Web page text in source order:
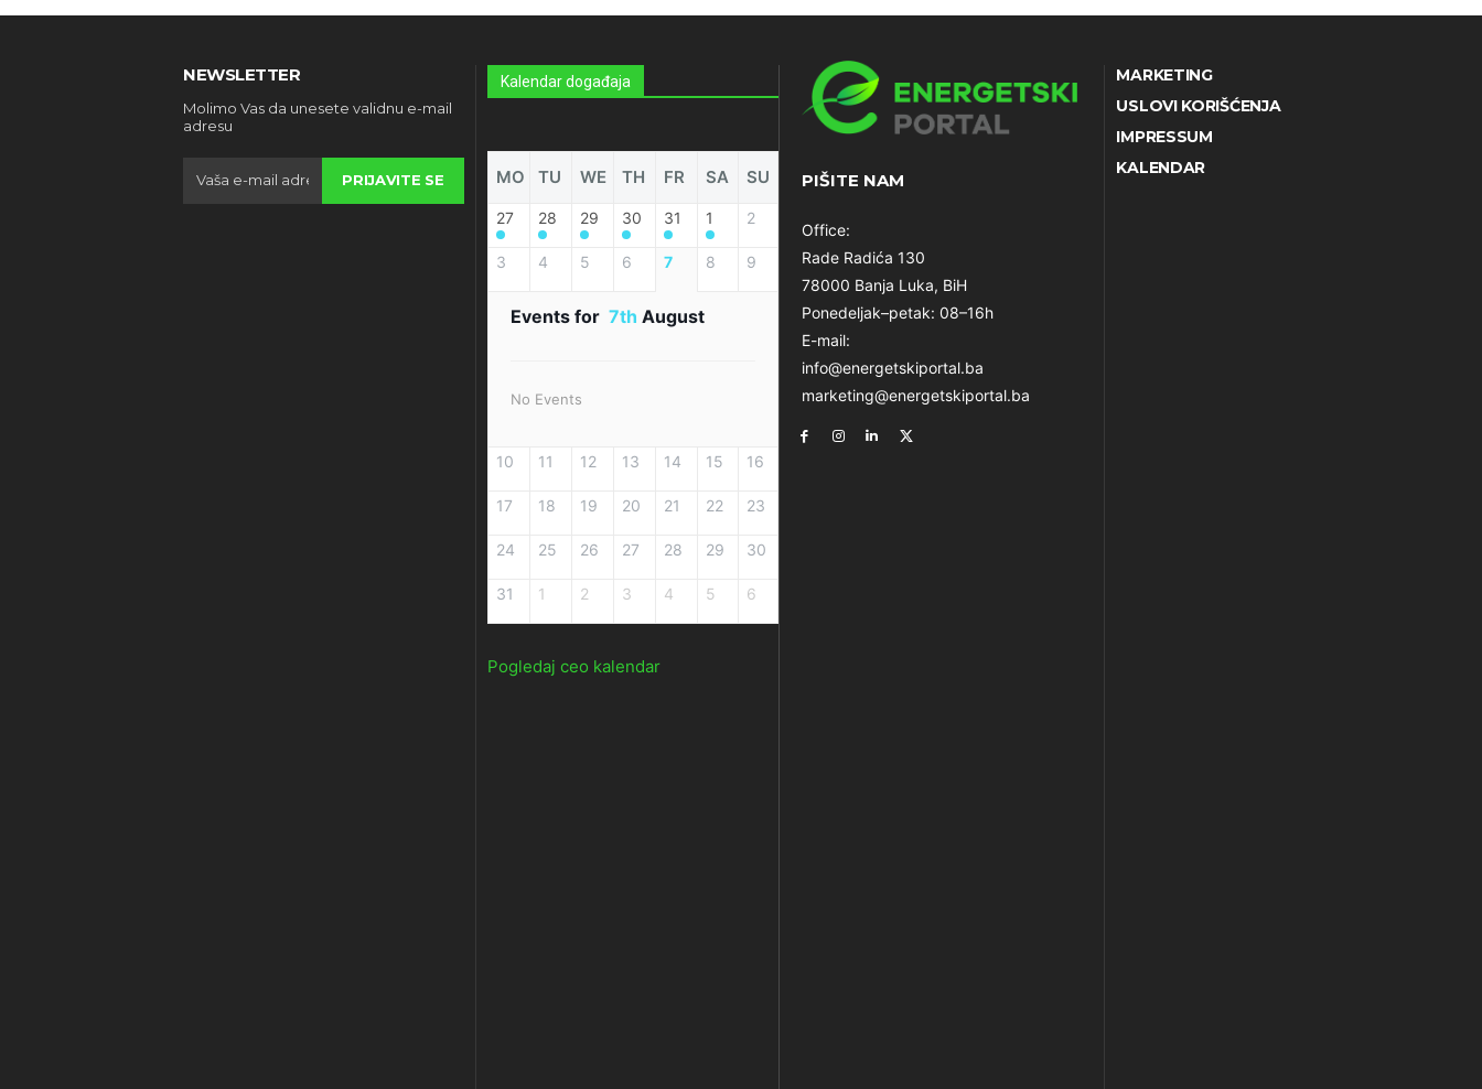
NEWSLETTER
Molimo Vas da unesete validnu e-mail
adresu
PRIJAVITE SE
Kalendar događaja
MO TU WE TH FR SA SU
27 28 29 30 31 1 2
3 4 5 6 7 8 9
Events for 7th August
No Events
10 11 12 13 14 15 16
17 18 19 20 21 22 23
24 25 26 27 28 29 30
31 1 2 3 4 5 6
Pogledaj ceo kalendar
PIŠITE NAM
Office:
Rade Radića 130
78000 Banja Luka, BiH
Ponedeljak–petak: 08–16h
E-mail:
info@energetskiportal.ba
marketing@energetskiportal.ba
MARKETING
USLOVI KORIŠĆENJA
IMPRESSUM
KALENDAR